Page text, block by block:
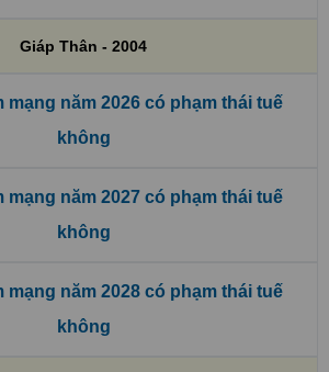
Giáp Thân - 2004
mạng năm 2026 có phạm thái tuế
không
mạng năm 2027 có phạm thái tuế
không
mạng năm 2028 có phạm thái tuế
không